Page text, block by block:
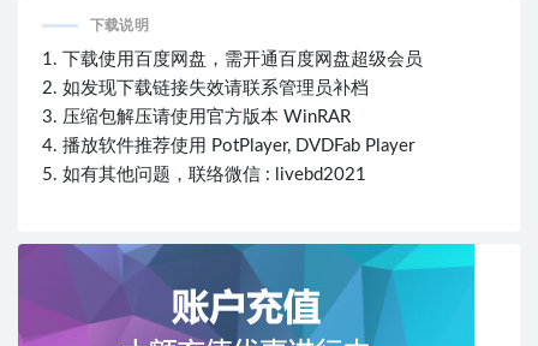
下载说明
1. 下载使用百度网盘，需开通百度网盘超级会员
2. 如发现下载链接失效请联系管理员补档
3. 压缩包解压请使用官方版本 WinRAR
4. 播放软件推荐使用 PotPlayer, DVDFab Player
5. 如有其他问题，联络微信 : livebd2021